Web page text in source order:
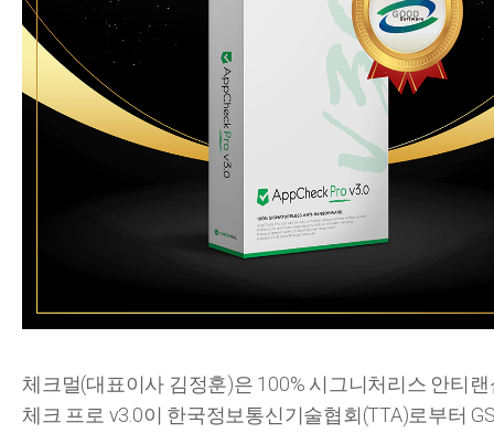
체크멀(대표이사 김정훈)은 100% 시그니처리스 안티
체크 프로 v3.0이 한국정보통신기술협회(TTA)로부터